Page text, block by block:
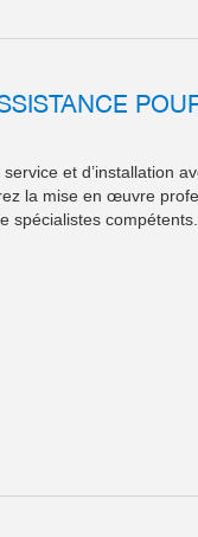
et d’installation
la mise en œuvre
spécialistes compétents.